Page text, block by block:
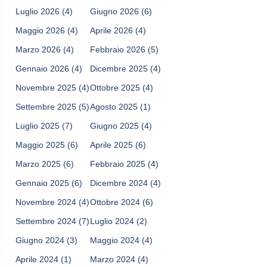
Luglio 2026 (4) Giugno 2026 (6)
Maggio 2026 (4) Aprile 2026 (4)
Marzo 2026 (4) Febbraio 2026 (5)
Gennaio 2026 (4) Dicembre 2025 (4)
Novembre 2025 (4)Ottobre 2025 (4)
Settembre 2025 (5)Agosto 2025 (1)
Luglio 2025 (7) Giugno 2025 (4)
Maggio 2025 (6) Aprile 2025 (6)
Marzo 2025 (6) Febbraio 2025 (4)
Gennaio 2025 (6) Dicembre 2024 (4)
Novembre 2024 (4)Ottobre 2024 (6)
Settembre 2024 (7)Luglio 2024 (2)
Giugno 2024 (3) Maggio 2024 (4)
Aprile 2024 (1) Marzo 2024 (4)